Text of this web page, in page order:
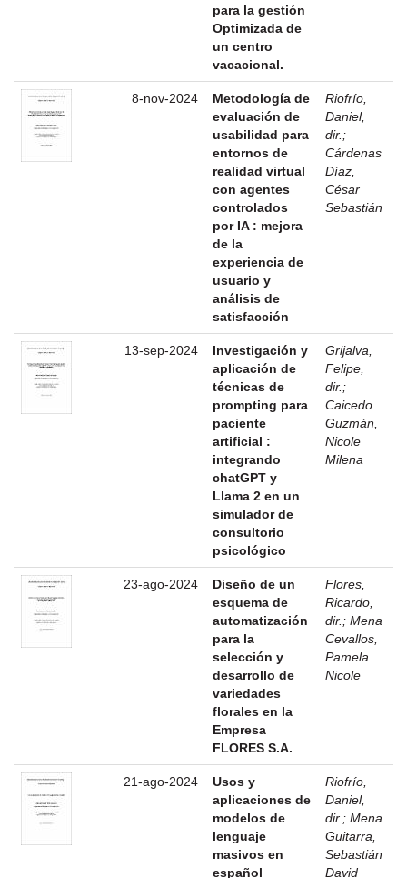
para la gestión
Optimizada de
un centro
vacacional.
8-nov-2024
Metodología de
evaluación de
usabilidad para
entornos de
realidad virtual
con agentes
controlados
por IA : mejora
de la
experiencia de
usuario y
análisis de
satisfacción
Riofrío,
Daniel,
dir. ;
Cárdenas
Díaz,
César
Sebastián
13-sep-2024
Investigación y
aplicación de
técnicas de
prompting para
paciente
artificial :
integrando
chatGPT y
Llama 2 en un
simulador de
consultorio
psicológico
Grijalva,
Felipe,
dir. ;
Caicedo
Guzmán,
Nicole
Milena
23-ago-2024
Diseño de un
esquema de
automatización
para la
selección y
desarrollo de
variedades
florales en la
Empresa
FLORES S.A.
Flores,
Ricardo,
dir. ; Mena
Cevallos,
Pamela
Nicole
21-ago-2024
Usos y
aplicaciones de
modelos de
lenguaje
masivos en
español
Riofrío,
Daniel,
dir. ; Mena
Guitarra,
Sebastián
David